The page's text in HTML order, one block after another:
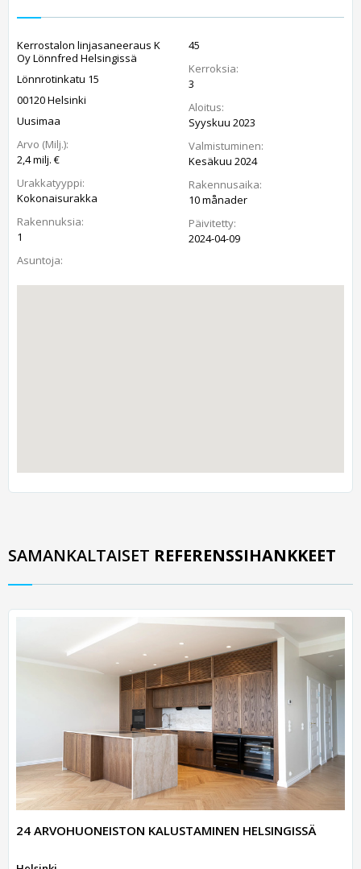
Kerrostalon linjasaneeraus K
Oy Lönnfred Helsingissä
Lönnrotinkatu 15
00120 Helsinki
Uusimaa
Arvo (Milj.):
2,4 milj. €
Urakkatyyppi:
Kokonaisurakka
Rakennuksia:
1
Asuntoja:
45
Kerroksia:
3
Aloitus:
Syyskuu 2023
Valmistuminen:
Kesäkuu 2024
Rakennusaika:
10 månader
Päivitetty:
2024-04-09
SAMANKALTAISET REFERENSSIHANKKEET
24 ARVOHUONEISTON KALUSTAMINEN HELSINGISSÄ